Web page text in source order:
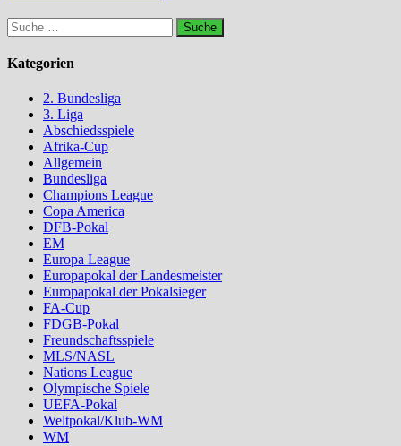
Suche
nach:
Kategorien
2. Bundesliga
3. Liga
Abschiedsspiele
Afrika-Cup
Allgemein
Bundesliga
Champions League
Copa America
DFB-Pokal
EM
Europa League
Europapokal der Landesmeister
Europapokal der Pokalsieger
FA-Cup
FDGB-Pokal
Freundschaftsspiele
MLS/NASL
Nations League
Olympische Spiele
UEFA-Pokal
Weltpokal/Klub-WM
WM